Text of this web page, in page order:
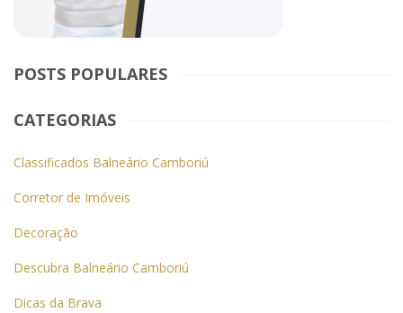
POSTS POPULARES
CATEGORIAS
Classificados Balneário Camboriú
Corretor de Imóveis
Decoração
Descubra Balneário Camboriú
Dicas da Brava